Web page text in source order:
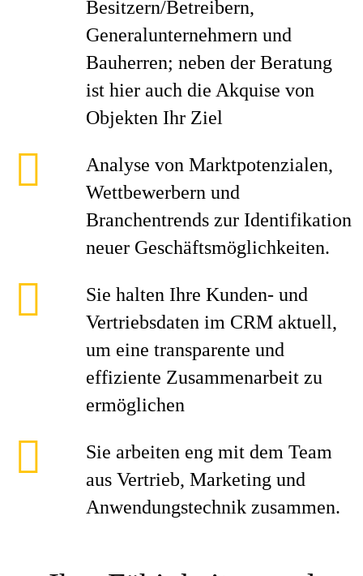
Besitzern/Betreibern,
Generalunternehmern und
Bauherren; neben der Beratung
ist hier auch die Akquise von
Objekten Ihr Ziel
Analyse von Marktpotenzialen,
Wettbewerbern und
Branchentrends zur Identifikation
neuer Geschäftsmöglichkeiten.
Sie halten Ihre Kunden- und
Vertriebsdaten im CRM aktuell,
um eine transparente und
effiziente Zusammenarbeit zu
ermöglichen
Sie arbeiten eng mit dem Team
aus Vertrieb, Marketing und
Anwendungstechnik zusammen.